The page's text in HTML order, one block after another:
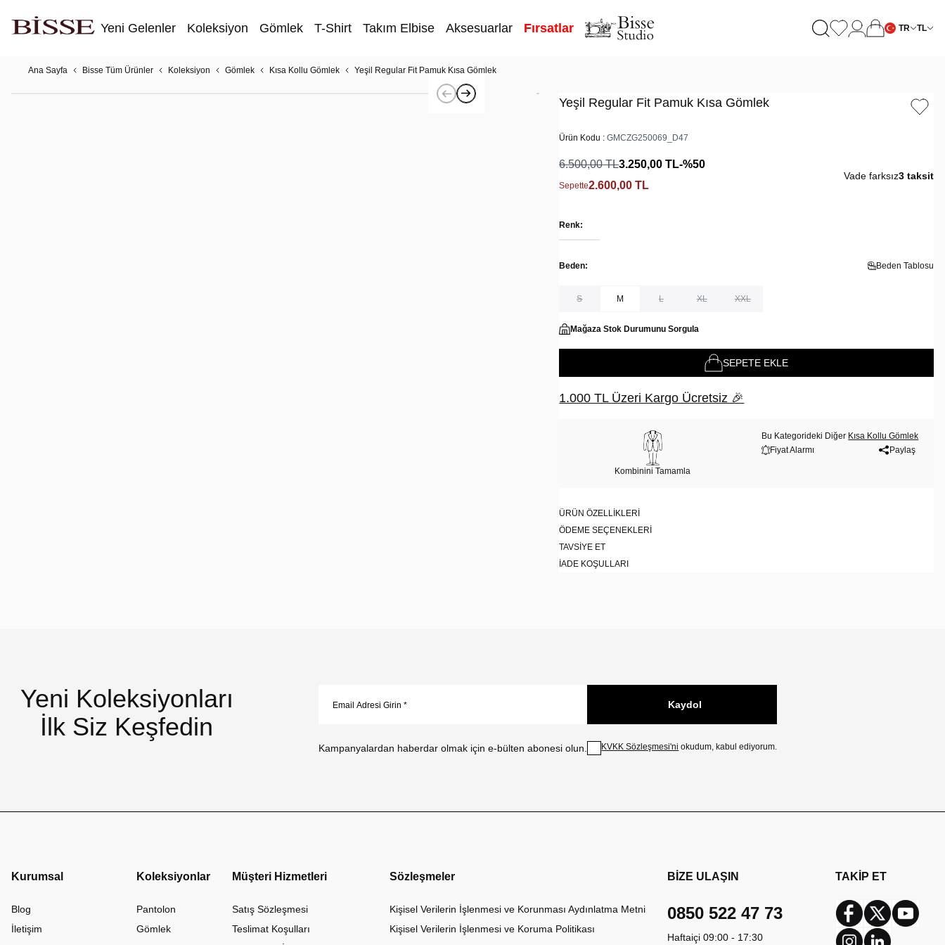
Yeni Gelenler Koleksiyon Gömlek T-Shirt Takım Elbise Aksesuarlar Fırsatlar TR TL
Ana Sayfa Bisse Tüm Ürünler Koleksiyon Gömlek Kısa Kollu Gömlek Yeşil Regular Fit Pamuk Kısa Gömlek
Yeşil Regular Fit Pamuk Kısa Gömlek
Ürün Kodu :GMCZG250069_D47
6.500,00TL3.250,00 TL-%50
Sepette2.600,00 TL
Vade farksız3 taksit
Renk:
Beden: Beden Tablosu
S M L XL XXL
Mağaza Stok Durumunu Sorgula
SEPETE EKLE
1.000 TL Üzeri Kargo Ücretsiz 🎉
Kombinini Tamamla
Bu Kategorideki Diğer Kısa Kollu Gömlek
Fiyat Alarmı
Paylaş
ÜRÜN ÖZELLIKLERI
ÖDEME SEÇENEKLERI
TAVSIYE ET
İADE KOŞULLARI
Yeni Koleksiyonları
İlk Siz Keşfedin
Kampanyalardan haberdar olmak için e-bülten abonesi olun.
Kaydol
KVKK Sözleşmesi'ni okudum, kabul ediyorum.
Kurumsal
Blog
İletişim
Koleksiyonlar
Pantolon
Gömlek
Müşteri Hizmetleri
Satış Sözleşmesi
Teslimat Koşulları
Sözleşmeler
Kişisel Verilerin İşlenmesi ve Korunması Aydınlatma Metni
Kişisel Verilerin İşlenmesi ve Koruma Politikası
BİZE ULAŞIN
0850 522 47 73
Haftaiçi 09:00 - 17:30
TAKİP ET
Facebook
Twitter